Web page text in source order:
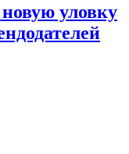
уловку